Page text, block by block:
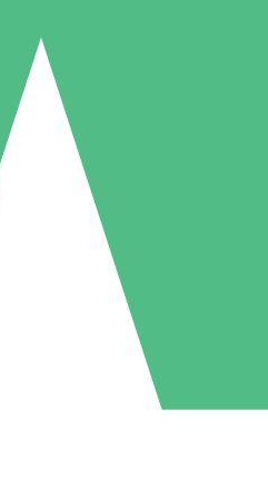
Geen maandelijkse verplichting